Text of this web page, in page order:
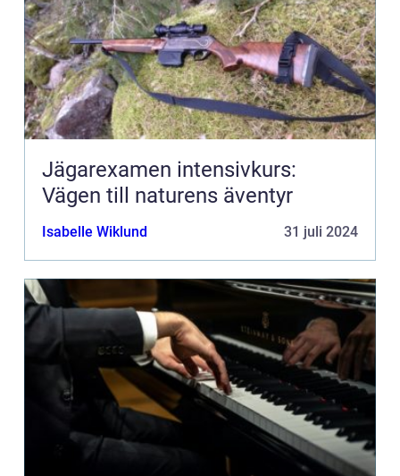
Jägarexamen intensivkurs:
Vägen till naturens äventyr
Isabelle Wiklund 31 juli 2024